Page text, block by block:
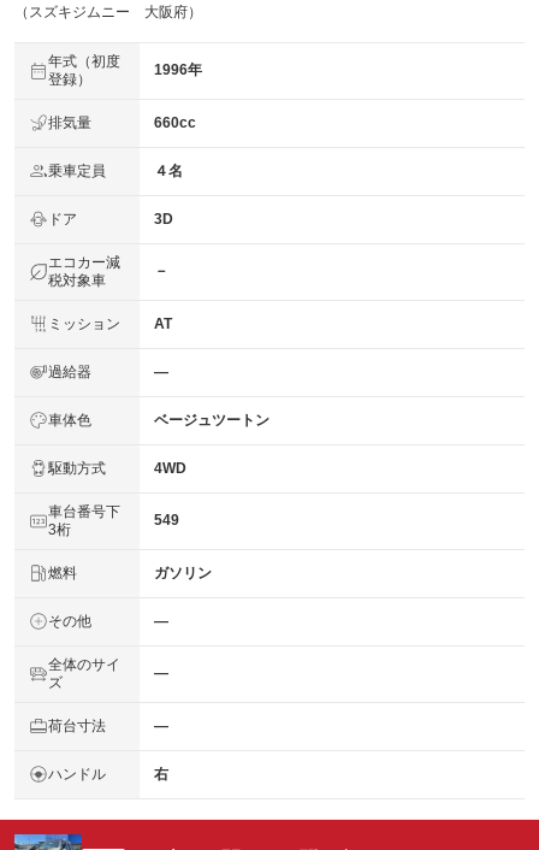
（スズキジムニー 大阪府）
年式（初度
登録）
1996年
排気量 660cc
乗車定員 ４名
ドア 3D
エコカー減
税対象車
－
ミッション AT
過給器 ―
車体色 ベージュツートン
駆動方式 4WD
車台番号下
3桁
549
燃料 ガソリン
その他 ―
全体のサイ
ズ
―
荷台寸法 ―
ハンドル 右